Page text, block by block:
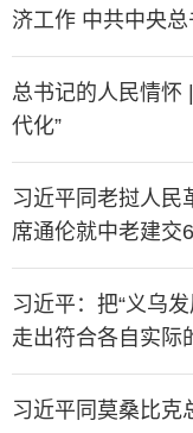
济工作 中共中央
总书记的人民情怀
代化”
习近平同老挝人民
席通伦就中老建交
习近平：把“义乌
走出符合各自实际
习近平同莫桑比克